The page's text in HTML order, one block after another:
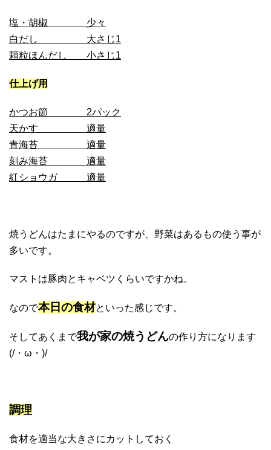
塩・胡椒 少々
白だし 大さじ1
顆粒ほんだし 小さじ1
仕上げ用
かつお節 2パック
天かす 適量
青海苔 適量
刻み海苔 適量
紅ショウガ 適量
焼うどんはたまにやるのですが、野菜はあるもの使う事が
多いです。
マストは豚肉とキャベツくらいですかね。
なので本日の食材といった感じです。
そしてあくまで我が家の焼うどんの作り方になります
(/・ω・)/
調理
食材を適当な大きさにカットしておく